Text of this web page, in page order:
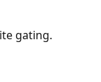
gating.